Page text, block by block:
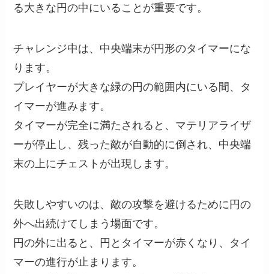
る大きな円の中にいることが重要です。
チャレンジ中は、中央端末が円形のタイマーにな
ります。
プレイヤーが大きな緑の円の範囲内にいる間、タ
イマーが進みます。
タイマーが完全に満たされると、マテリアライザ
ーが停止し、残った敵が自動的に倒され、中央端
末の上にチェストが出現します。
失敗しやすいのは、敵の攻撃を避けるために円の
外へ出続けてしまう場面です。
円の外に出ると、円とタイマーが赤くなり、タイ
マーの進行が止まります。